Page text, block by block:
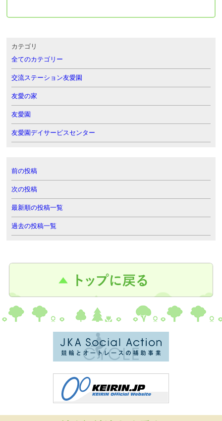
カテゴリ
全てのカテゴリー
交流ステーション友愛園
友愛の家
友愛園
友愛園デイサービスセンター
前の投稿
次の投稿
最新順の投稿一覧
過去の投稿一覧